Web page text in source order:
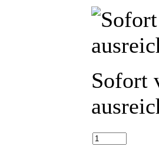
Sofort